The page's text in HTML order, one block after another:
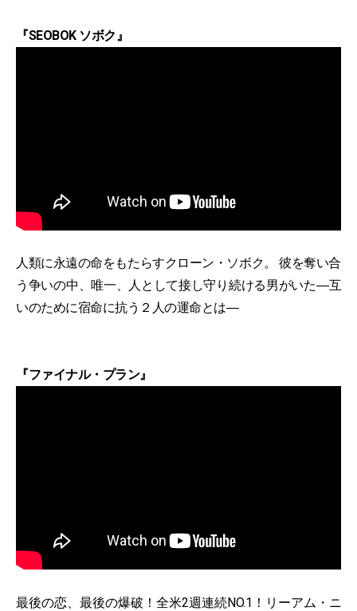
『SEOBOK ソボク』
人類に永遠の命をもたらすクローン・ソボク。 彼を奪い合
う争いの中、唯一、人として接し守り続ける男がいた―互
いのために宿命に抗う２人の運命とは―
『ファイナル・プラン』
最後の恋、最後の爆破！全米2週連続NO.1！リーアム・ニ